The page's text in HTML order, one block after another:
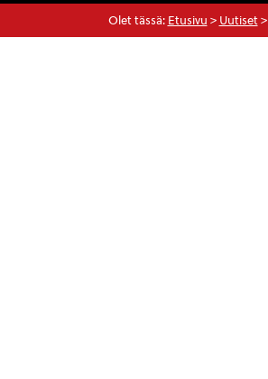
Olet tässä: Etusivu > Uutiset>